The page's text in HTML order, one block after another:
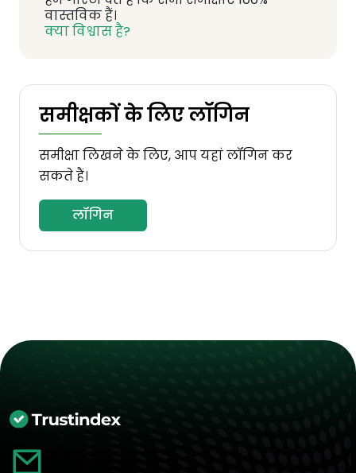
वास्तविक हैं।
क्या विश्वास है?
समीक्षकों के लिए लॉगिन
समीक्षा लिखने के लिए, आप यहां लॉगिन कर
सकते हैं।
लॉगिन